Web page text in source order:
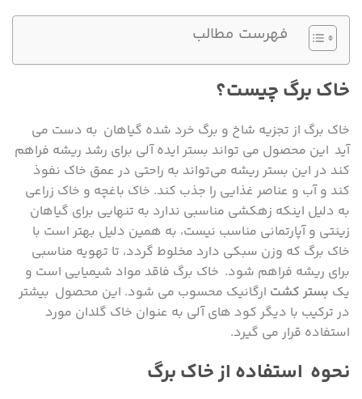
فهرست مطالب
خاک برگ چیست؟
خاک برگ از تجزیه شاخ و برگ خرد شده گیاهان به دست می
آید این محصول می تواند بستر ایده آلی برای رشد ریشه فراهم
کند در این بستر ریشه می‌تواند به راحتی در عمق خاک نفوذ
کند و آب و عناصر غذایی را جذب کند. خاک باغچه و خاک زراعی
به دلیل اینکه زهکشی مناسبی ندارد به تنهایی برای گیاهان
زینتی و آپارتمانی مناسب نیست، به همین دلیل بهتر است با
خاک برگ که وزن سبکی دارد مخلوط گردد، تا تهویه مناسبی
برای ریشه فراهم شود. خاک برگ فاقد مواد شیمیایی است و
یک بستر کشت ارگانیک محسوب می شود. این محصول بیشتر
در ترکیب با دیگر کود های آلی به عنوان خاک گلدان مورد
استفاده قرار می گیرد.
نحوه استفاده از خاک برگ